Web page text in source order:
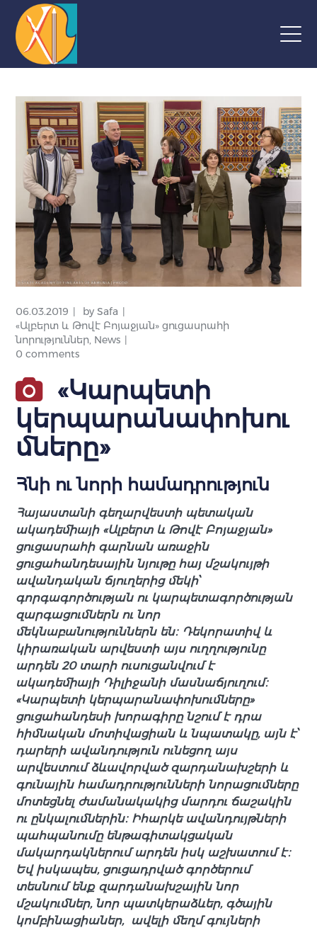
06.03.2019 bySafa
«Ալբերտ և Թովէ Բոյաջյան» ցուցասրահի
նորություններ, News
0 comments
«Կարպետի
կերպարանափոխու
մները»
Հնի ու նորի համադրություն
Հայաստանի գեղարվեստի պետական
ակադեմիայի «Ալբերտ և Թովէ Բոյաջյան»
ցուցասրահի գարնան առաջին
ցուցահանդեսային նյութը հայ մշակույթի
ավանդական ճյուղերից մեկի՝
գորգագործության ու կարպետագործության
զարգացումներն ու նոր
մեկնաբանություններն են։ Դեկորատիվ և
կիրառական արվեստի այս ուղղությունը
արդեն 20 տարի ուսուցանվում է
ակադեմիայի Դիլիջանի մասնաճյուղում։
«Կարպետի կերպարանափոխումները»
ցուցահանդեսի խորագիրը նշում է դրա
հիմնական մոտիվացիան և նպատակը, այն է՝
դարերի ավանդություն ունեցող այս
արվեստում ձևավորված զարդանախշերի և
գունային համադրությունների նորացումները
մոտեցնել ժամանակակից մարդու ճաշակին
ու ընկալումներին։ Իհարկե ավանդույթների
պահպանումը ենթագիտակցական
մակարդակներում արդեն իսկ աշխատում է։
Եվ իսկապես, ցուցադրված գործերում
տեսնում ենք զարդանախշային նոր
մշակումներ, նոր պատկերաձևեր, գծային
կոմբինացիաներ, ավելի մեղմ գույների